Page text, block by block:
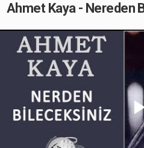
Ahmet Kaya - Nereden